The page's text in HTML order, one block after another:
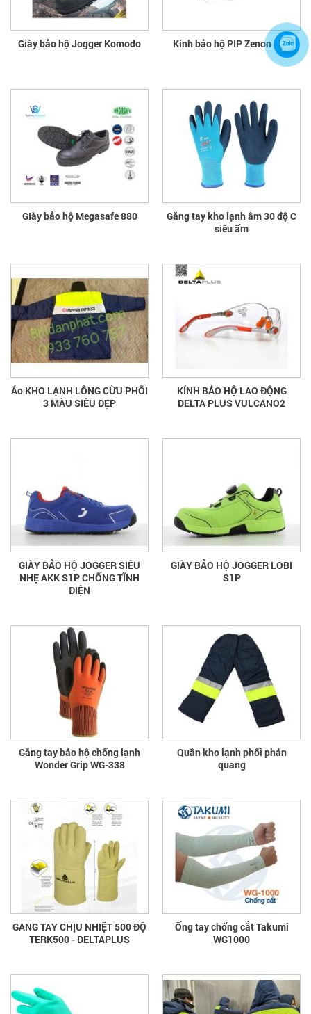
Giày bảo hộ Jogger Komodo Kính bảo hộ PIP Zenon Z84
GIày bảo hộ Megasafe 880
Găng tay kho lạnh âm 30 độ C
siêu ấm
Áo KHO LẠNH LÔNG CỪU PHỐI
3 MÀU SIÊU ĐẸP
KÍNH BẢO HỘ LAO ĐỘNG
DELTA PLUS VULCANO2
GIÀY BẢO HỘ JOGGER SIÊU
NHẸ AKK S1P CHỐNG TĨNH
ĐIỆN
GIÀY BẢO HỘ JOGGER LOBI
S1P
Găng tay bảo hộ chống lạnh
Wonder Grip WG-338
Quần kho lạnh phối phản
quang
GANG TAY CHỊU NHIỆT 500 ĐỘ
TERK500 - DELTAPLUS
Ống tay chống cắt Takumi
WG1000